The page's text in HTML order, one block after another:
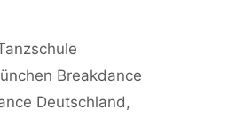
Breakdance
Deutschland,